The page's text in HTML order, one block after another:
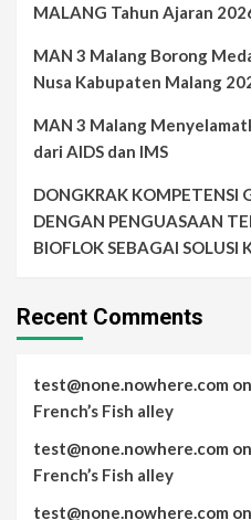
MALANG Tahun Ajaran
MAN 3 Malang Borong
Nusa Kabupaten Malang
MAN 3 Malang
dari AIDS dan IMS
DONGKRAK KOMPETENSI
DENGAN PENGUASAAN
BIOFLOK SEBAGAI
Recent Comments
test@none.nowhere.com on
French’s Fish alley
test@none.nowhere.com on
French’s Fish alley
test@none.nowhere.com on